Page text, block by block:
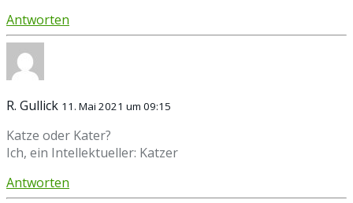
Antworten
R. Gullick 11. Mai 2021 um 09:15
Katze oder Kater?
Ich, ein Intellektueller: Katzer
Antworten